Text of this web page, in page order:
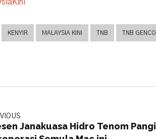
KENYIR MALAYSIA KINI TNB TNB GENCO
Janakuasa Hidro Tenom Pangi